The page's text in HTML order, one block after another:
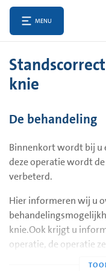
MENU
knie
De behandeling
Binnenkort wordt bij u
deze operatie wordt
verbeterd.
Hier informeren wij u
knie.Ook krijgt u
operatie, de operatie